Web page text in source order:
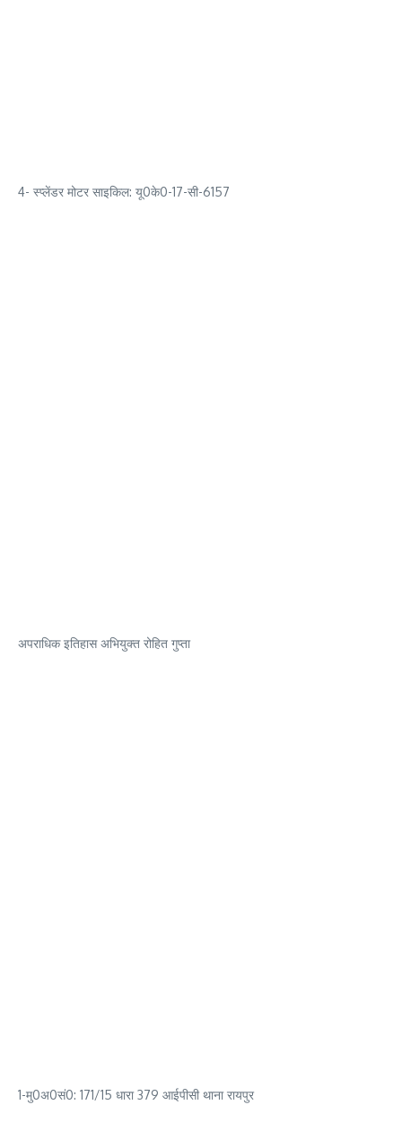
4- स्प्लेंडर मोटर साइकिल: यू0के0-17-सी-6157
अपराधिक इतिहास अभियुक्त रोहित गुप्ता
1-मु0अ0सं0: 171/15 धारा 379 आईपीसी थाना रायपुर